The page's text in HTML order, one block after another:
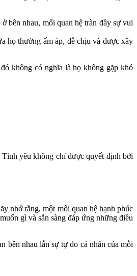
bên nhau, mối quan hệ tràn đầy sự vui
họ thường ấm áp, dễ chịu và được xây
không có nghĩa là họ không gặp khó
Tình yêu không chỉ được quyết định bởi
nhớ rằng, một mối quan hệ hạnh phúc
gì và sẵn sàng đáp ứng những điều
bên nhau lẫn sự tự do cá nhân của mỗi